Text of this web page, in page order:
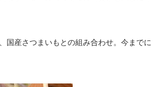
国産さつまいもとの組み合わせ。今までに